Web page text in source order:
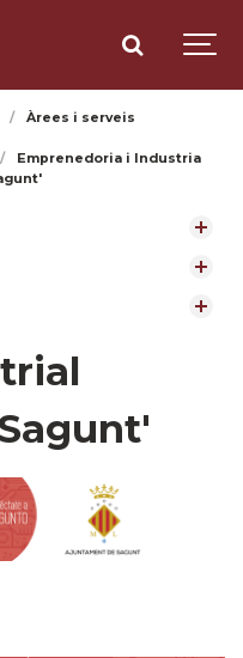
Àrees i serveis
Emprenedoria i Industria